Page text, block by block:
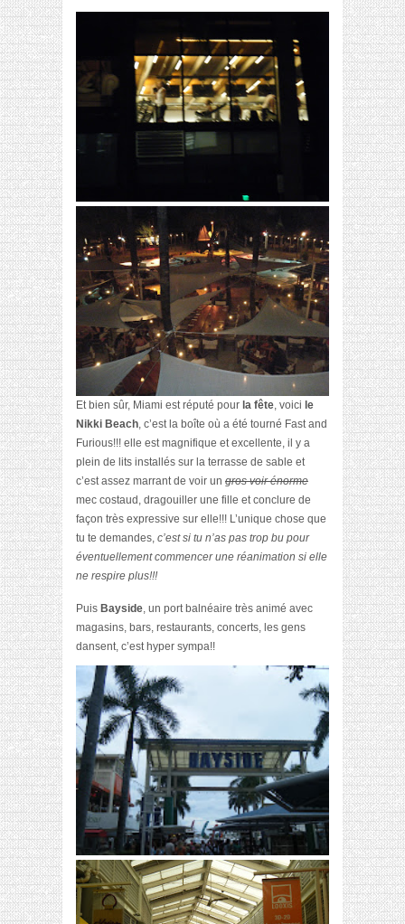
Et bien sûr, Miami est réputé pour la fête, voici le
Nikki Beach, c’est la boîte où a été tourné Fast and
Furious!!! elle est magnifique et excellente, il y a
plein de lits installés sur la terrasse de sable et
c’est assez marrant de voir un gros voir énorme
mec costaud, dragouiller une fille et conclure de
façon très expressive sur elle!!! L’unique chose que
tu te demandes, c’est si tu n’as pas trop bu pour
éventuellement commencer une réanimation si elle
ne respire plus!!!
Puis Bayside, un port balnéaire très animé avec
magasins, bars, restaurants, concerts, les gens
dansent, c’est hyper sympa!!